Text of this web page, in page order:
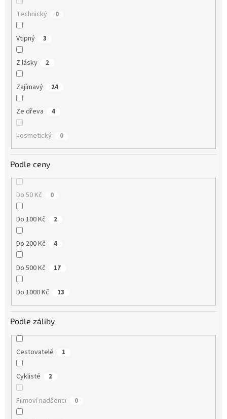
Technický 0
Vtipný 3
Z lásky 2
Zajímavý 24
Ze dřeva 4
kosmetický 0
Podle ceny
Do 50 Kč 0
Do 100 Kč 2
Do 200 Kč 4
Do 500 Kč 17
Do 1000 Kč 13
Podle záliby
Cestovatelé 1
Cyklisté 2
Filmoví nadšenci 0